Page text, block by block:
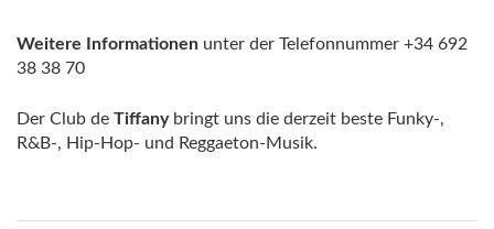
Weitere Informationen unter der Telefonnummer +34 692
38 38 70
Der Club de Tiffanybringt uns die derzeit beste Funky-,
R&B-, Hip-Hop- und Reggaeton-Musik.